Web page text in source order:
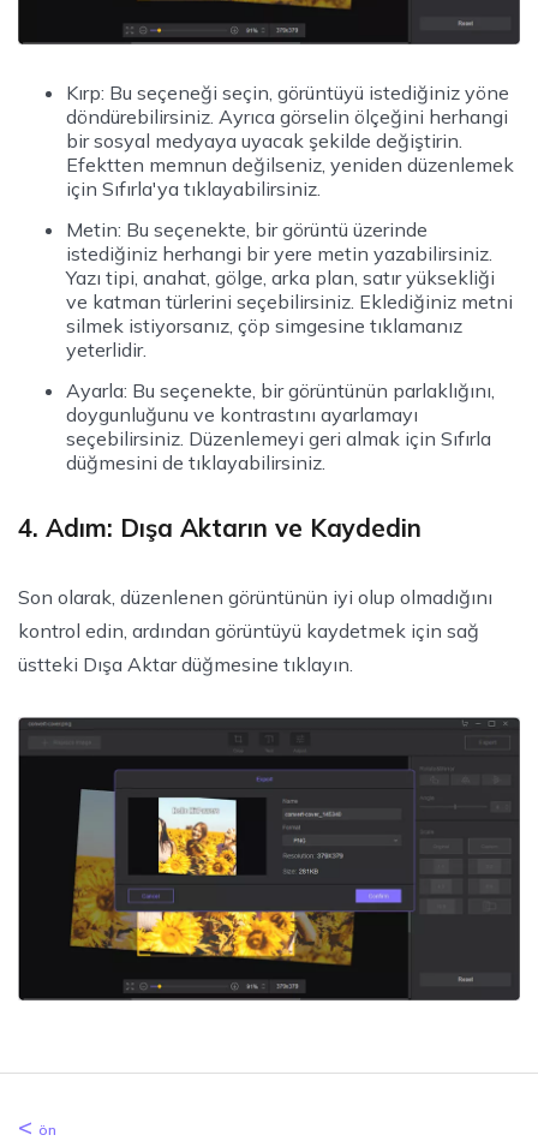
Kırp: Bu seçeneği seçin, görüntüyü istediğiniz yöne
döndürebilirsiniz. Ayrıca görselin ölçeğini herhangi
bir sosyal medyaya uyacak şekilde değiştirin.
Efektten memnun değilseniz, yeniden düzenlemek
için Sıfırla'ya tıklayabilirsiniz.
Metin: Bu seçenekte, bir görüntü üzerinde
istediğiniz herhangi bir yere metin yazabilirsiniz.
Yazı tipi, anahat, gölge, arka plan, satır yüksekliği
ve katman türlerini seçebilirsiniz. Eklediğiniz metni
silmek istiyorsanız, çöp simgesine tıklamanız
yeterlidir.
Ayarla: Bu seçenekte, bir görüntünün parlaklığını,
doygunluğunu ve kontrastını ayarlamayı
seçebilirsiniz. Düzenlemeyi geri almak için Sıfırla
düğmesini de tıklayabilirsiniz.
4. Adım: Dışa Aktarın ve Kaydedin
Son olarak, düzenlenen görüntünün iyi olup olmadığını
kontrol edin, ardından görüntüyü kaydetmek için sağ
üstteki Dışa Aktar düğmesine tıklayın.
ön